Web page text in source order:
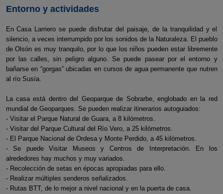
Entorno y actividades
En Casa Larriero se puede disfrutar del paisaje, de la tranquilidad y el
silencio, a veces interrumpido por los sonidos de la Naturaleza. El pueblo
de Olsón es muy tranquilo, por lo que los niños pueden estar libremente
por las calles, sin peligro alguno. Se puede pasear por el entorno y
bañarse en “gorgas” ubicadas en cursos de agua permanente que nutren
al río Susía.
La casa está dentro del Geoparque de Sobrarbe, englobado en la red
mundial de Geoparques. Se pueden realizar itinerarios autoguiados:
- Visitar el Parque Natural de Guara, a 8 kilómetros.
- Visitar del Parque Cultural del Río Vero, a 25 kilómetros.
- El Parque Nacional de Ordesa y Monte Perdido, a 45 kilómetros.
- Se puede Visitar Museos y Centros de Interpretación. En los
alrededores hay muchos y muy variados.
- Recolección de setas en épocas apropiadas para ello.
- Realizar múltiples senderos señalizados.
- Rutas BTT, de lo mejor a nivel nacional y en la puerta de casa.